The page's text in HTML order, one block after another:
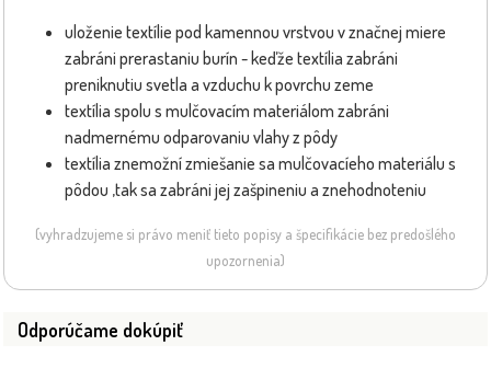
uloženie textílie pod kamennou vrstvou v značnej miere
zabráni prerastaniu burín - keďže textília zabráni
preniknutiu svetla a vzduchu k povrchu zeme
textília spolu s mulčovacím materiálom zabráni
nadmernému odparovaniu vlahy z pôdy
textília znemožní zmiešanie sa mulčovacíeho materiálu s
pôdou ,tak sa zabráni jej zašpineniu a znehodnoteniu
(vyhradzujeme si právo meniť tieto popisy a špecifikácie bez predošlého
upozornenia)
Odporúčame dokúpiť